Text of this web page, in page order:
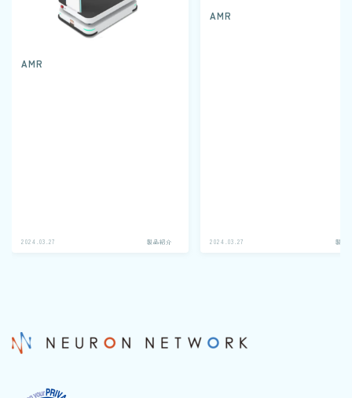
AMR
2024.03.27 製品紹介
AMR
2024.03.27 製品